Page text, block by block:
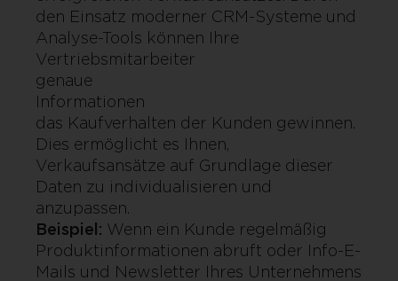
den Einsatz moderner CRM-Systeme und
Analyse-Tools können Ihre
Vertriebsmitarbeiter
genaue
das Kaufverhalten der Kunden gewinnen.
Dies ermöglicht es Ihnen,
Verkaufsansätze auf Grundlage dieser
Daten zu individualisieren und
anzupassen.
Beispiel: Wenn ein Kunde regelmäßig
Produktinformationen abruft oder Info-E-
Mails und Newsletter Ihres Unternehmens